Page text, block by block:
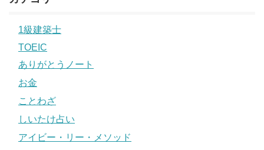
1級建築士
TOEIC
ありがとうノート
お金
ことわざ
しいたけ占い
アイビー・リー・メソッド